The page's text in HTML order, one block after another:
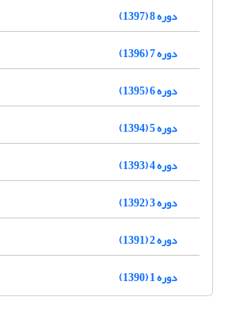
دوره 8 (1397)
دوره 7 (1396)
دوره 6 (1395)
دوره 5 (1394)
دوره 4 (1393)
دوره 3 (1392)
دوره 2 (1391)
دوره 1 (1390)